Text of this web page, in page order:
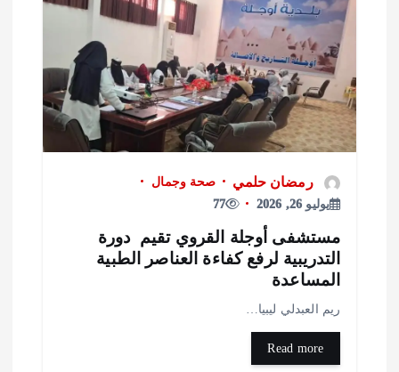
رمضان حلمي
صحة وجمال
77
أوجلة القروي تقيم دورة
لرفع كفاءة العناصر الطبية
العبدلي ليبيا…